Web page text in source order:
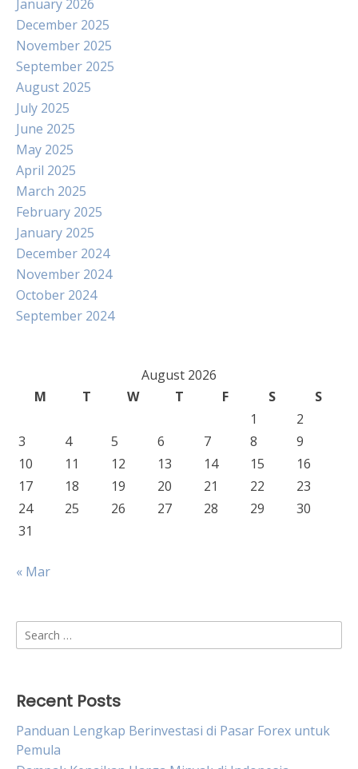
January 2026
December 2025
November 2025
September 2025
August 2025
July 2025
June 2025
May 2025
April 2025
March 2025
February 2025
January 2025
December 2024
November 2024
October 2024
September 2024
August 2026
M
T W T F S
S
1
2
3
4 5 6 7 8
9
10
11 12 13 14 15
16
17
18 19 20 21 22
23
24
25 26 27 28 29
30
31
« Mar
Search
for:
Recent Posts
Panduan Lengkap Berinvestasi di Pasar Forex untuk
Pemula